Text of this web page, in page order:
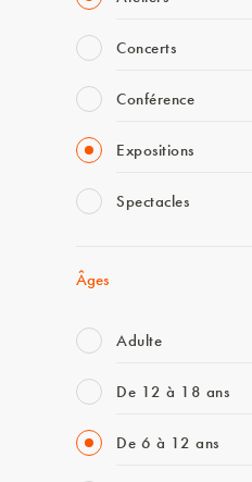
Concerts
Conférence
Expositions
Spectacles
Âges
Adulte
De 12 à 18 ans
De 6 à 12 ans